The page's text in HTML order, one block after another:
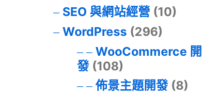
SEO 與網站經營 (10)
WordPress (296)
WooCommerce 開
發(108)
佈景主題開發(8)